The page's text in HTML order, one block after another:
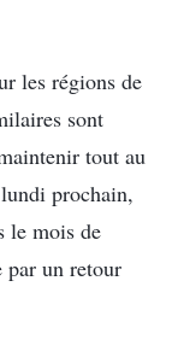
les régions de
sont
tout au
prochain,
le mois de
par un retour